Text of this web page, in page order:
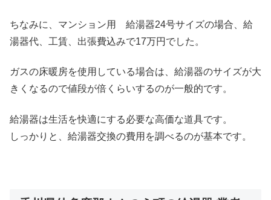
ちなみに、マンション用 給湯器24号サイズの場合、給
湯器代、工賃、出張費込みで17万円でした。
ガスの床暖房を使用している場合は、給湯器のサイズが大
きくなるので値段が倍くらいするのが一般的です。
給湯器は生活を快適にする必要な高価な道具です。
しっかりと、給湯器交換の費用を調べるのが基本です。